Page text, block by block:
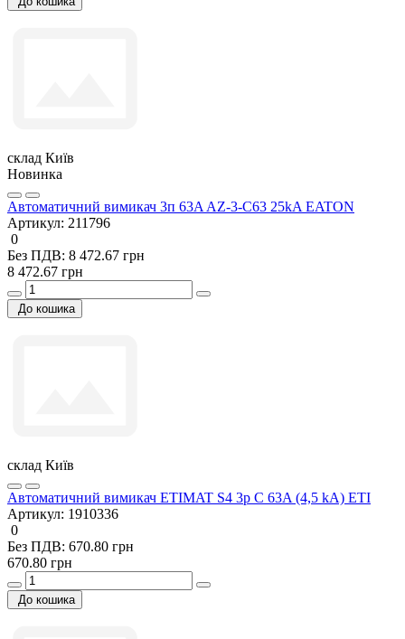
склад Київ
Новинка
Автоматичний вимикач 3п 63A AZ-3-C63 25kA EATON
Артикул: 211796
0
Без ПДВ: 8 472.67 грн
8 472.67 грн
До кошика
склад Київ
Автоматичний вимикач ETIMAT S4 3p C 63A (4,5 kA) ETI
Артикул: 1910336
0
Без ПДВ: 670.80 грн
670.80 грн
До кошика